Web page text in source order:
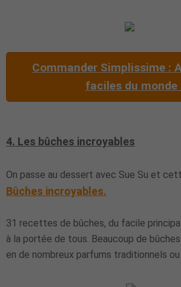
Commander Simplissime :
faciles du monde
4. Les bûches incroyables
On passe au dessert avec Sue Su et
Bûches incroyables.
31 recettes de bûches, du facile
à la portée de tous. Beaucoup de
en de nombreux parfums traditionnels ou